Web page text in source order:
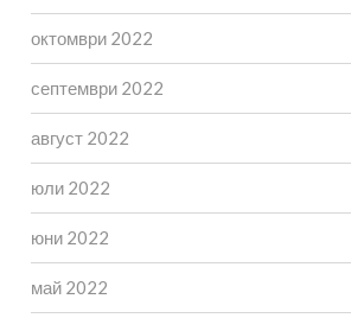
октомври 2022
септември 2022
август 2022
юли 2022
юни 2022
май 2022